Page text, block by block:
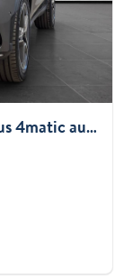
MERCEDES GLC 220 d Premium Plus 4matic auto